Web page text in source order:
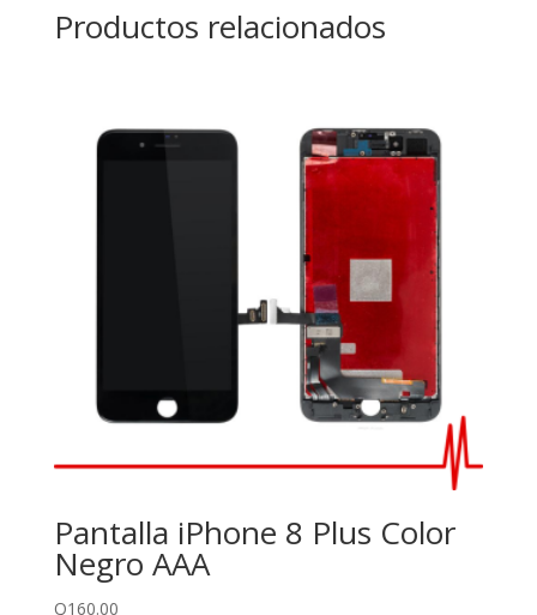
Productos relacionados
Pantalla iPhone 8 Plus Color
Negro AAA
Q160.00